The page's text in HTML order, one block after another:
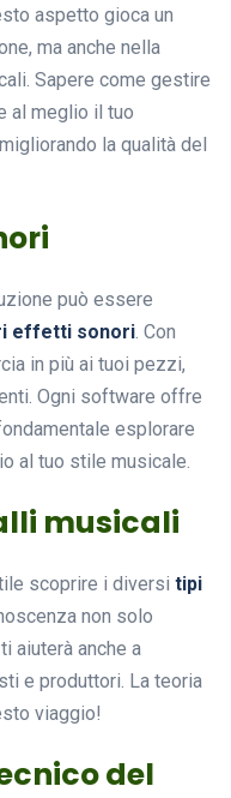
aspetto gioca un
ma anche nella
Sapere come gestire
al meglio il tuo
la qualità del
può essere
effetti sonori. Con
in più ai tuoi pezzi,
Ogni software offre
esplorare
al tuo stile musicale.
musicali
scoprire i diversi tipi
non solo
aiuterà anche a
e produttori. La teoria
viaggio!
del